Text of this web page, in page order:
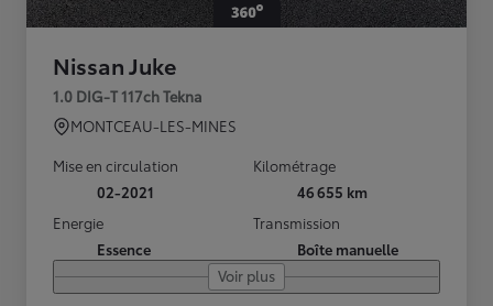
Nissan Juke
1.0 DIG-T 117ch Tekna
MONTCEAU-LES-MINES
Mise en circulation
02-2021
Kilométrage
46 655 km
Energie
Essence
Transmission
Boîte manuelle
Voir plus